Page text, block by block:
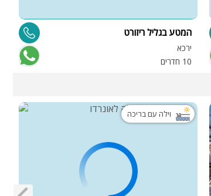
המטע בגליל ריזורט
ירכא
10 חדרים
וילה עם בריכה